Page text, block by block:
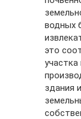
водных
это
здания